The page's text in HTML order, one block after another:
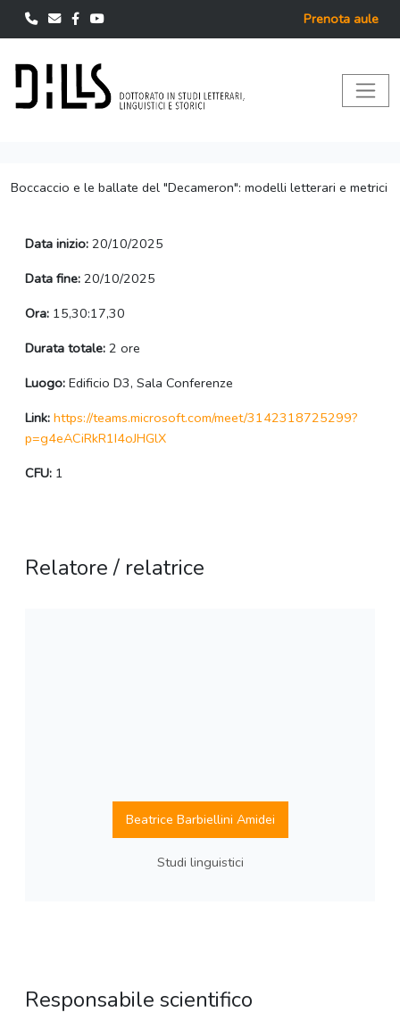
Prenota aule
Boccaccio e le ballate del "Decameron": modelli letterari e metrici
Data inizio: 20/10/2025
Data fine: 20/10/2025
Ora: 15,30:17,30
Durata totale: 2 ore
Luogo: Edificio D3, Sala Conferenze
Link: https://teams.microsoft.com/meet/3142318725299?
p=g4eACiRkR1I4oJHGlX
CFU: 1
Relatore / relatrice
Beatrice Barbiellini Amidei
Studi linguistici
Responsabile scientifico